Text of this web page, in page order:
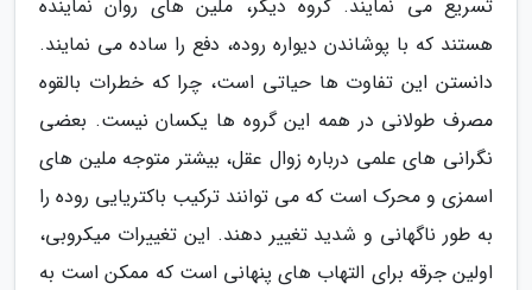
تسریع می نمایند. گروه دیگر، ملین های روان نماینده
هستند که با پوشاندن دیواره روده، دفع را ساده می نمایند.
دانستن این تفاوت ها حیاتی است، چرا که خطرات بالقوه
مصرف طولانی در همه این گروه ها یکسان نیست. بعضی
نگرانی های علمی درباره زوال عقل، بیشتر متوجه ملین های
اسمزی و محرک است که می توانند ترکیب باکتریایی روده را
به طور ناگهانی و شدید تغییر دهند. این تغییرات میکروبی،
اولین جرقه برای التهاب های پنهانی است که ممکن است به